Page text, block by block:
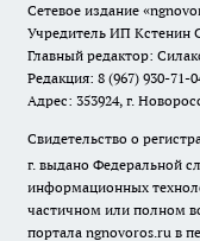
Сетевое издание
Учредитель ИП Кстенин
Главный редактор:
Редакция: 8 (967) 930-
Адрес: 353924, г.
Свидетельство о
г. выдано Федеральной
информационных
частичном или полном
портала ngnovoros.ru в